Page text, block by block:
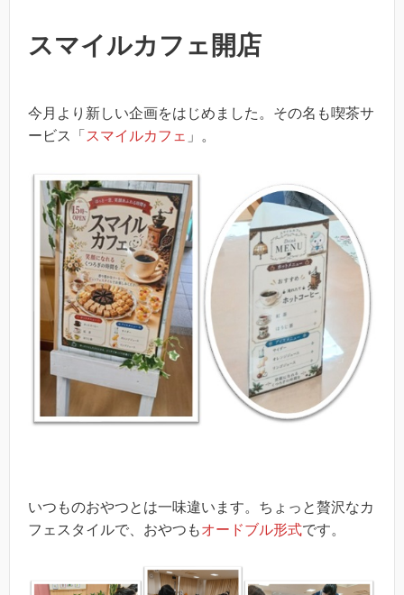
スマイルカフェ開店
今月より新しい企画をはじめました。その名も喫茶サ
ービス「 スマイルカフェ 」。
いつものおやつとは一味違います。ちょっと贅沢なカ
フェスタイルで、おやつもオードブル形式です。